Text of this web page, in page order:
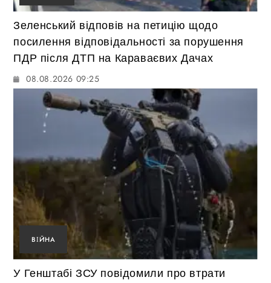
Зеленський відповів на петицію щодо
посилення відповідальності за порушення
ПДР після ДТП на Караваєвих Дачах
08.08.2026 09:25
ВІЙНА
У Генштабі ЗСУ повідомили про втрати